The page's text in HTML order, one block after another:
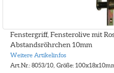
Fenstergriff, Fensterolive mit
Abstandsröhrchen 10mm
Weitere Artikelinfos
Art.Nr.: 8053/10, Größe: